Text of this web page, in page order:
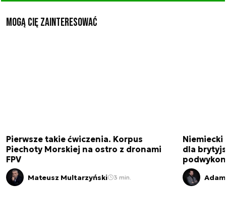
Mogą Cię zainteresować
Pierwsze takie ćwiczenia. Korpus
Piechoty Morskiej na ostro z dronami
FPV
Mateusz Multarzyński 3 min.
dla